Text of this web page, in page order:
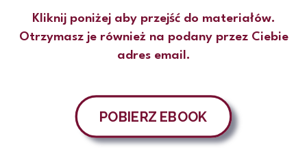
Kliknij poniżej aby przejść do materiałów.
Otrzymasz je również na podany przez Ciebie
adres email.
POBIERZ EBOOK